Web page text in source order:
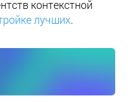
контекстной
лучших.